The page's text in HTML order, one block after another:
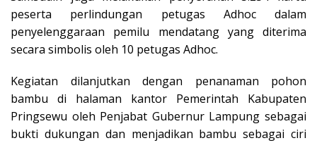
peserta perlindungan petugas Adhoc dalam
penyelenggaraan pemilu mendatang yang diterima
secara simbolis oleh 10 petugas Adhoc.
Kegiatan dilanjutkan dengan penanaman pohon
bambu di halaman kantor Pemerintah Kabupaten
Pringsewu oleh Penjabat Gubernur Lampung sebagai
bukti dukungan dan menjadikan bambu sebagai ciri